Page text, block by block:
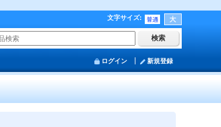
文字サイズ:
ログイン 新規登録